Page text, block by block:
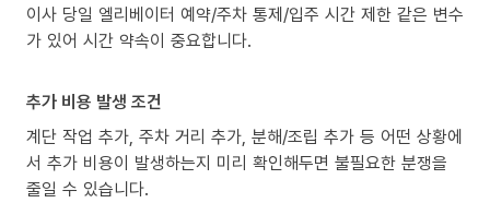
이사 당일 엘리베이터 예약/주차 통제/입주 시간 제한 같은 변수
가 있어 시간 약속이 중요합니다.
추가 비용 발생 조건
계단 작업 추가, 주차 거리 추가, 분해/조립 추가 등 어떤 상황에
서 추가 비용이 발생하는지 미리 확인해두면 불필요한 분쟁을
줄일 수 있습니다.